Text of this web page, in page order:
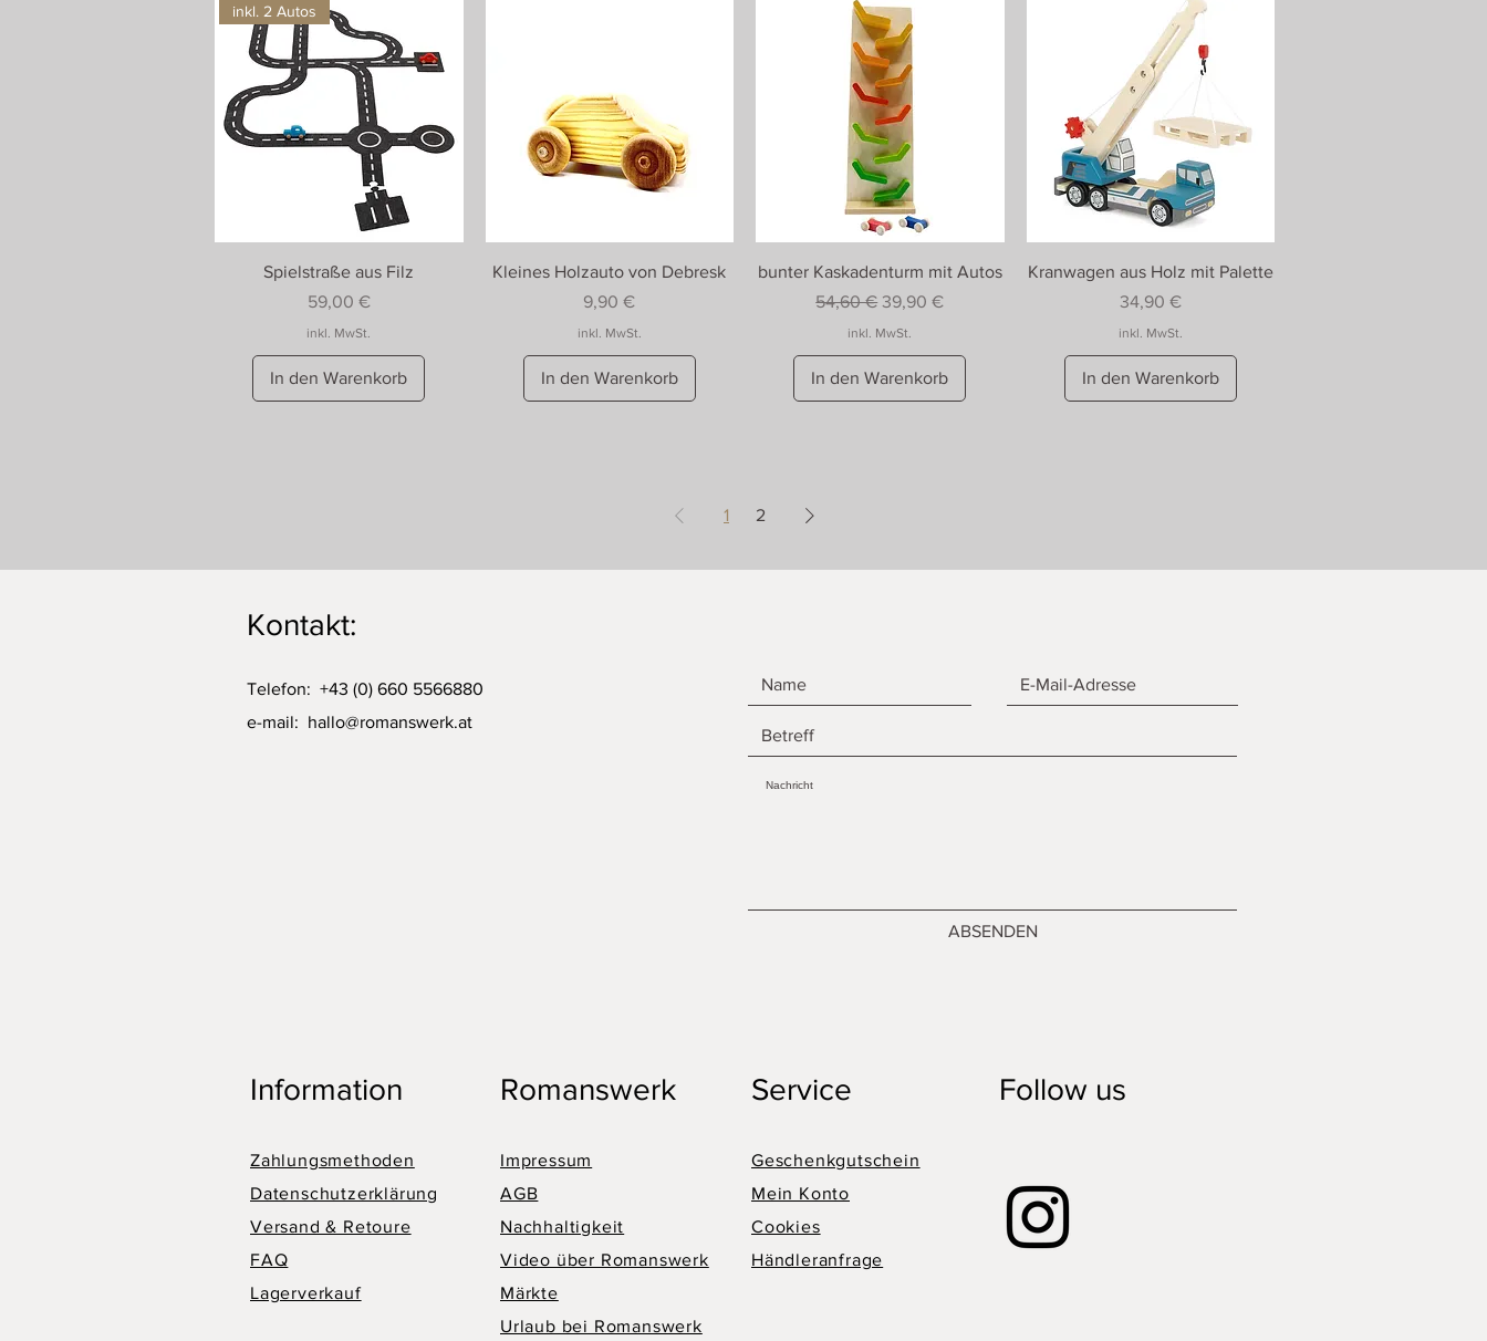
inkl. 2 Autos
Spielstraße aus Filz
Preis
59,00 €
inkl. MwSt.
In den Warenkorb
Kleines Holzauto von Debresk
Preis
9,90 €
inkl. MwSt.
In den Warenkorb
bunter Kaskadenturm mit Autos
Standardpreis
54,60 € Sale-Preis
39,90 €
inkl. MwSt.
In den Warenkorb
Kranwagen aus Holz mit Palette
Preis
34,90 €
inkl. MwSt.
In den Warenkorb
1 2
Kontakt:
Telefon: +43 (0) 660 5566880
e-mail: hallo@romanswerk.at
ABSENDEN
Information
Zahlungsmethoden
Datenschutzerklärung
Versand & Retoure
FAQ
Lagerverkauf
Romanswerk
Impressum
AGB
Nachhaltigkeit
Video über Romanswerk
Märkte
Urlaub bei Romanswerk
Service
Geschenkgutschein
Mein Konto
Cookies
Händleranfrage
Follow us